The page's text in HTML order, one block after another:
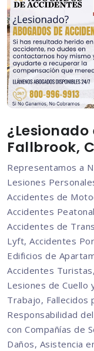
Fallbrook,
Representamos a
Lesiones
Accidentes de
Accidentes
Accidentes de
Lyft, Accidentes
Edificios de
Accidentes
Lesiones de Cuello
Trabajo, Fallecidos
Responsabilidad
con Compañías de
Daños, Asistencia